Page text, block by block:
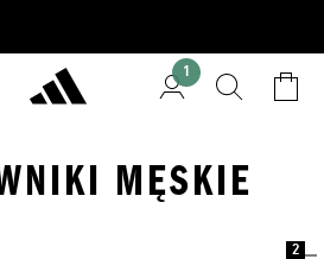
1
MĘSKIE
2